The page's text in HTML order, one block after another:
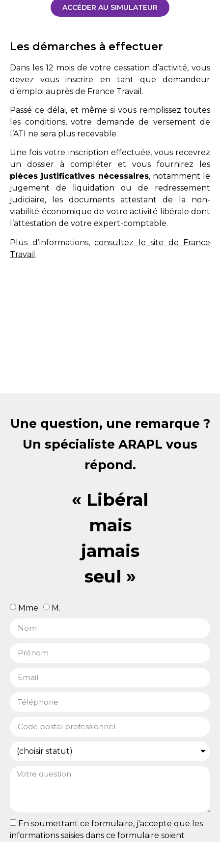
ACCÉDER AU SIMULATEUR
Les démarches à effectuer
Dans les 12 mois de votre cessation d’activité, vous
devez vous inscrire en tant que demandeur
d’emploi auprès de France Travail.
Passé ce délai, et même si vous remplissez toutes
les conditions, votre demande de versement de
l’ATI ne sera plus recevable.
Une fois votre inscription effectuée, vous recevrez
un dossier à compléter et vous fournirez les
pièces justificatives nécessaires, notamment le
jugement de liquidation ou de redressement
judiciaire, les documents attestant de la non-
viabilité économique de votre activité libérale dont
l’attestation de votre expert-comptable.
Plus d’informations, consultez le site de France
Travail .
Une question, une remarque ?
Un spécialiste ARAPL vous
répond.
« Libéral
mais
jamais
seul »
Mme M.
En soumettant ce formulaire, j'accepte que les
informations saisies dans ce formulaire soient